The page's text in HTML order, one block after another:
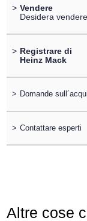
> Vendere
Desidera
> Registrare di
Heinz Mack
> Domande
> Contattare esperti
Altre cose